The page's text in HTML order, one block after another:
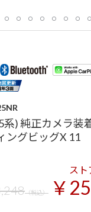
系) 純正カメラ
ングビッグX 11
ス
（税込） ￥